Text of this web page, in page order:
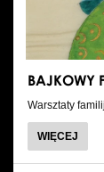
BAJKOWY
Warsztaty
WIĘCEJ